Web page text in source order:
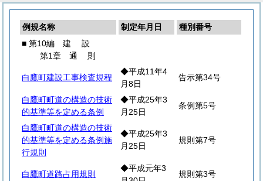
例規名称 制定年月日
種別番号
■ 第10編 建 設
第1章 通 則
白鷹町建設工事検査規程
◆平成11年4
月8日
告示第34号
白鷹町町道の構造の技術
的基準等を定める条例
◆平成25年3
月25日
条例第5号
白鷹町町道の構造の技術
的基準等を定める条例施
行規則
◆平成25年3
月25日
規則第7号
白鷹町道路占用規則
◆平成元年3
規則第3号